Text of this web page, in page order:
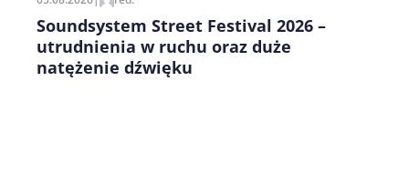
Soundsystem Street Festival 2026 –
utrudnienia w ruchu oraz duże
natężenie dźwięku